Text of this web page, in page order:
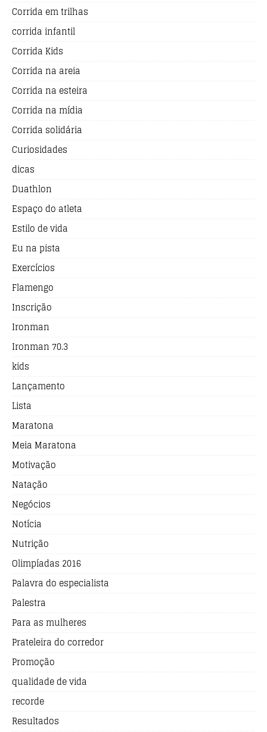
Corrida em trilhas
corrida infantil
Corrida Kids
Corrida na areia
Corrida na esteira
Corrida na mídia
Corrida solidária
Curiosidades
dicas
Duathlon
Espaço do atleta
Estilo de vida
Eu na pista
Exercícios
Flamengo
Inscrição
Ironman
Ironman 70.3
kids
Lançamento
Lista
Maratona
Meia Maratona
Motivação
Natação
Negócios
Notícia
Nutrição
Olimpíadas 2016
Palavra do especialista
Palestra
Para as mulheres
Prateleira do corredor
Promoção
qualidade de vida
recorde
Resultados